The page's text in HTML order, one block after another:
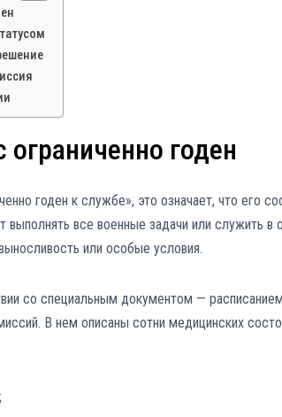
ограниченно годен
годен к службе», это означает, что его
все военные задачи или служить в
или особые условия.
со специальным документом —
В нем описаны сотни медицинских